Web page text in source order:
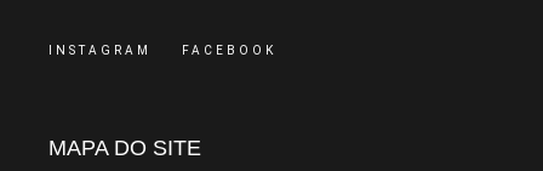
INSTAGRAM FACEBOOK
MAPA DO SITE